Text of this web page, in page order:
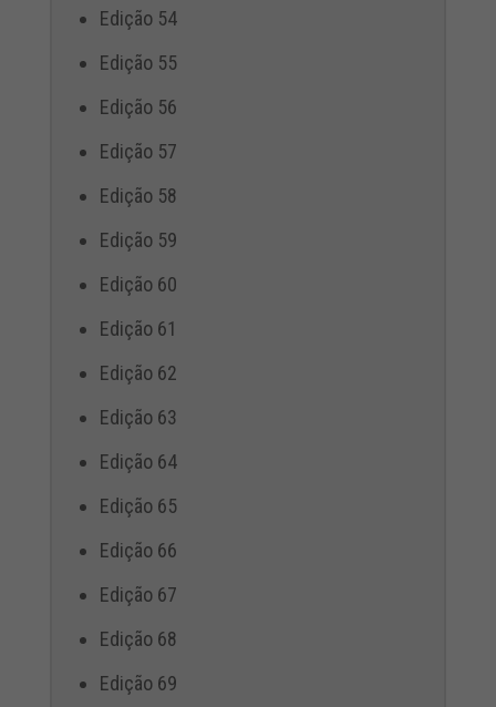
Edição 54
Edição 55
Edição 56
Edição 57
Edição 58
Edição 59
Edição 60
Edição 61
Edição 62
Edição 63
Edição 64
Edição 65
Edição 66
Edição 67
Edição 68
Edição 69